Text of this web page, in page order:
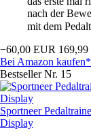
nach der
mit dem
−60,00 EUR
Bei Amazon kaufen*
Bestseller Nr. 15
Sportneer
Display